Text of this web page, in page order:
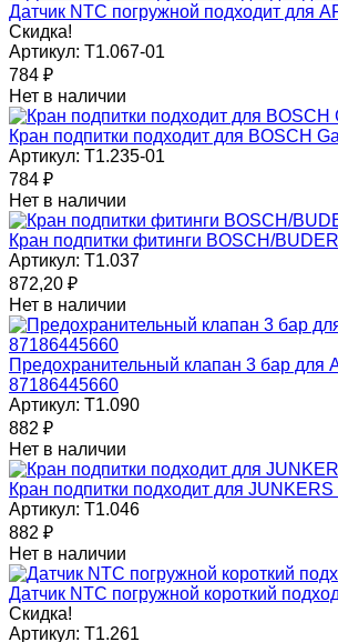
Датчик NTC погружной подходит для
Скидка!
Артикул: T1.067-01
784 ₽
Нет в наличии
Кран подпитки подходит для BOSCH
Артикул: T1.235-01
784 ₽
Нет в наличии
Кран подпитки фитинги BOSCH/
Артикул: T1.037
872,20 ₽
Нет в наличии
Предохранительный клапан 3 бар для
87186445660
Артикул: T1.090
882 ₽
Нет в наличии
Кран подпитки подходит для
Артикул: T1.046
882 ₽
Нет в наличии
Датчик NTC погружной короткий
Скидка!
Артикул: T1.261